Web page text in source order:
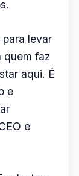
criação
Com
do
cidade,